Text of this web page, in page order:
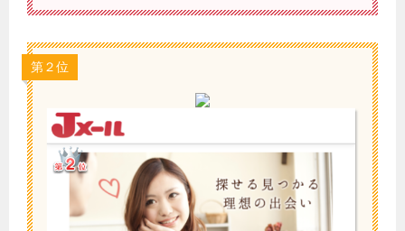
第２位